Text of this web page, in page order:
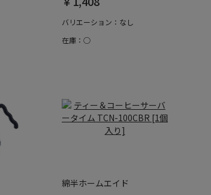
バリエーション：なし
在庫：○
綿半ホームエイド